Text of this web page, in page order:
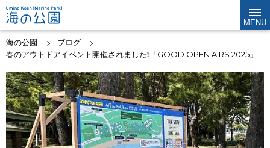
MENU
海の公園
ブログ
春のアウトドアイベント開催されました❕「GOOD OPEN AIRS 2025」